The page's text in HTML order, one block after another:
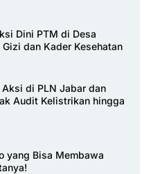
Dini PTM di Desa
dan Kader Kesehatan
Aksi di PLN Jabar dan
Audit Kelistrikan hingga
yang Bisa Membawa